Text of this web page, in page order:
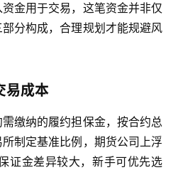
金用于交易，这笔资金并非仅
分构成，合理规划才能规避风
易成本
缴纳的履约担保金，按合约总
制定基准比例，期货公司上浮
证金差异较大，新手可优先选